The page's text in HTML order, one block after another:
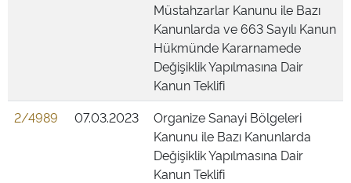
Müstahzarlar Kanunu ile Bazı
Kanunlarda ve 663 Sayılı Kanun
Hükmünde Kararnamede
Değişiklik Yapılmasına Dair
Kanun Teklifi
2/4989
07.03.2023
Organize Sanayi Bölgeleri
Kanunu ile Bazı Kanunlarda
Değişiklik Yapılmasına Dair
Kanun Teklifi